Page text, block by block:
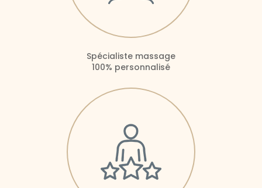
Spécialiste massage
100% personnalisé